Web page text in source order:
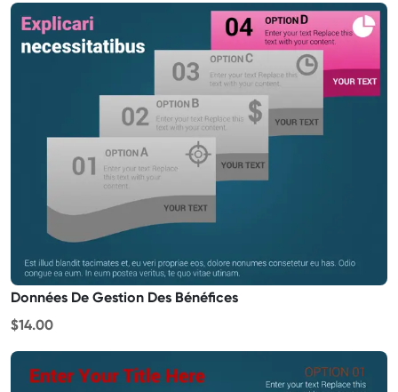
Données De Gestion Des Bénéfices
$14.00